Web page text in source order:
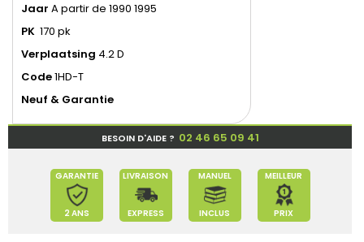
Jaar A partir de 1990 1995
PK 170 pk
Verplaatsing 4.2 D
Code1HD-T
Neuf & Garantie
BESOIN D'AIDE ? 02 46 65 09 41
GARANTIE
2 ANS
LIVRAISON
EXPRESS
MANUEL
INCLUS
MEILLEUR
PRIX